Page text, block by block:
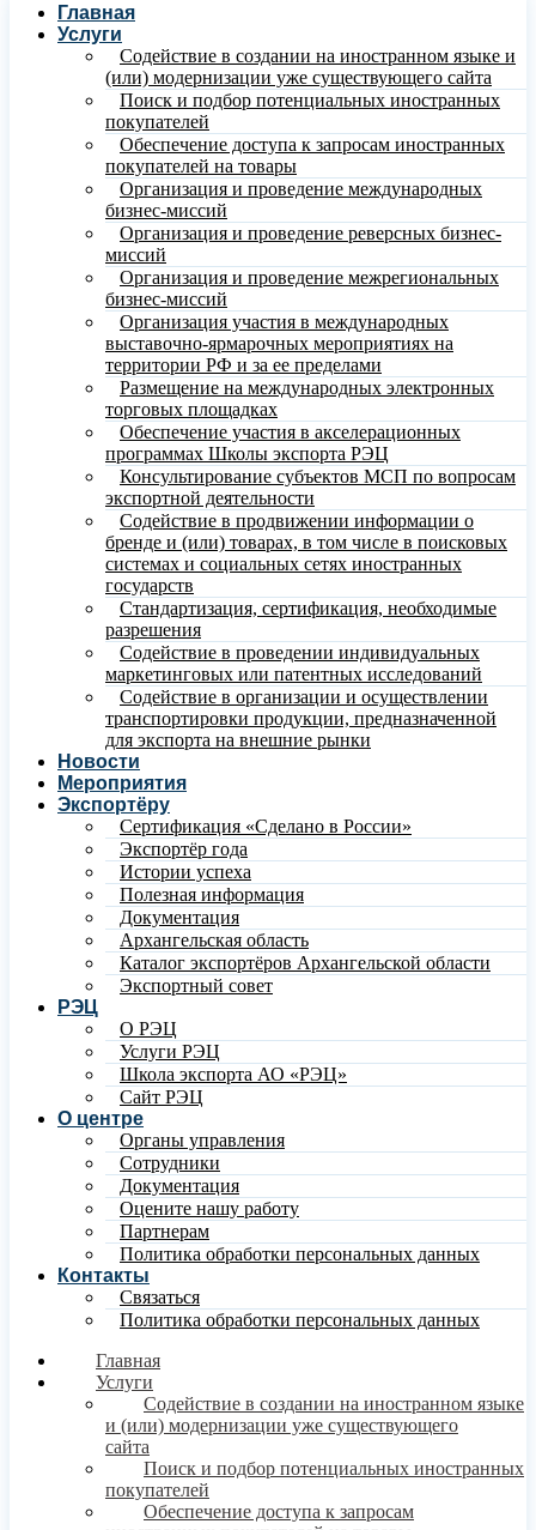
Главная
Услуги
Содействие в создании на иностранном языке и
(или) модернизации уже существующего сайта
Поиск и подбор потенциальных иностранных
покупателей
Обеспечение доступа к запросам иностранных
покупателей на товары
Организация и проведение международных
бизнес-миссий
Организация и проведение реверсных бизнес-
миссий
Организация и проведение межрегиональных
бизнес-миссий
Организация участия в международных
выставочно-ярмарочных мероприятиях на
территории РФ и за ее пределами
Размещение на международных электронных
торговых площадках
Обеспечение участия в акселерационных
программах Школы экспорта РЭЦ
Консультирование субъектов МСП по вопросам
экспортной деятельности
Содействие в продвижении информации о
бренде и (или) товарах, в том числе в поисковых
системах и социальных сетях иностранных
государств
Стандартизация, сертификация, необходимые
разрешения
Содействие в проведении индивидуальных
маркетинговых или патентных исследований
Содействие в организации и осуществлении
транспортировки продукции, предназначенной
для экспорта на внешние рынки
Новости
Мероприятия
Экспортёру
Сертификация «Сделано в России»
Экспортёр года
Истории успеха
Полезная информация
Документация
Архангельская область
Каталог экспортёров Архангельской области
Экспортный совет
РЭЦ
О РЭЦ
Услуги РЭЦ
Школа экспорта АО «РЭЦ»
Сайт РЭЦ
О центре
Органы управления
Сотрудники
Документация
Оцените нашу работу
Партнерам
Политика обработки персональных данных
Контакты
Связаться
Политика обработки персональных данных
Главная
Услуги
Содействие в создании на иностранном языке
и (или) модернизации уже существующего
сайта
Поиск и подбор потенциальных иностранных
покупателей
Обеспечение доступа к запросам